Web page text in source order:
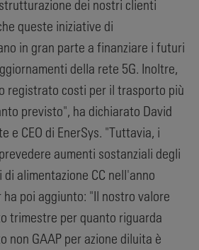
dei nostri clienti
queste iniziative di
in gran parte a finanziare i futuri
della rete 5G. Inoltre,
registrato costi per il trasporto più
previsto", ha dichiarato David
e CEO di EnerSys. "Tuttavia, i
aumenti sostanziali degli
alimentazione CC nell'anno
poi aggiunto: "Il nostro valore
trimestre per quanto riguarda
GAAP per azione diluita è